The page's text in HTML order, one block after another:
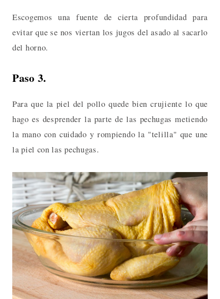
Escogemos una fuente de cierta profundidad para
evitar que se nos viertan los jugos del asado al sacarlo
del horno.
Paso 3.
Para que la piel del pollo quede bien crujiente lo que
hago es desprender la parte de las pechugas metiendo
la mano con cuidado y rompiendo la "telilla" que une
la piel con las pechugas.